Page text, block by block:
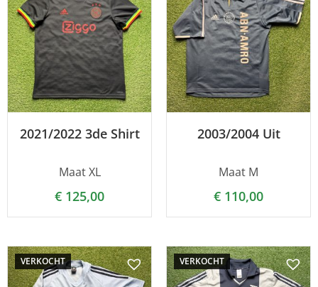
2021/2022 3de Shirt
Maat XL
€ 125,00
2003/2004 Uit
Maat M
€ 110,00
VERKOCHT VERKOCHT